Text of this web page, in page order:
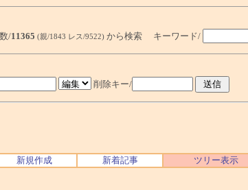
/11365 (親/1843 レス/9522) から検索 キーワード/
削除キー/
新規作成 新着記事 ツリー表示